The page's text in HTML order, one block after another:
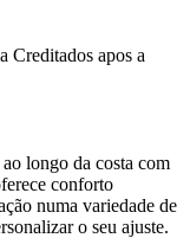
Creditados apos a
longo da costa com
conforto
numa variedade de
o seu ajuste.